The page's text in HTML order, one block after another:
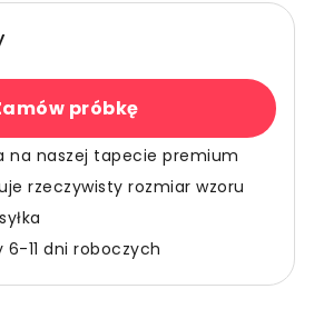
próbkę
na naszej tapecie premium
rzeczywisty rozmiar wzoru
6-11 dni roboczych